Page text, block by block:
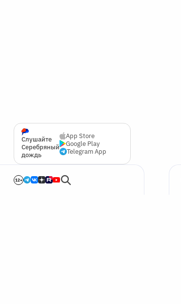
Слушайте
Серебряный
дождь
App Store
Google Play
Telegram App
12+